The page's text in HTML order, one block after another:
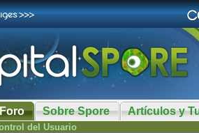
Sobre Spore Artículos y
del Usuario